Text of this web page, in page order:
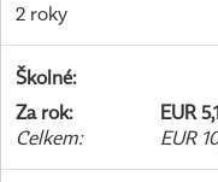
2 roky
Školné:
Za rok:
EUR
Celkem: EUR